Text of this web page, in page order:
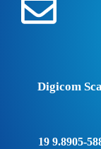
Digicom
19 9.8905-